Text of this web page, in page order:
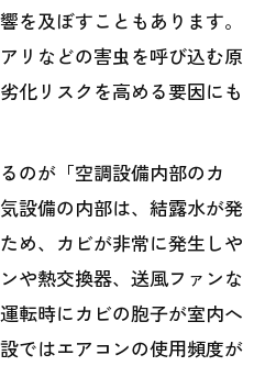
を及ぼすこともあります。
リなどの害虫を呼び込む原
化リスクを高める要因にも
のが「空調設備内部のカ
設備の内部は、結露水が発
め、カビが非常に発生しや
や熱交換器、送風ファンな
転時にカビの胞子が室内へ
ではエアコンの使用頻度が